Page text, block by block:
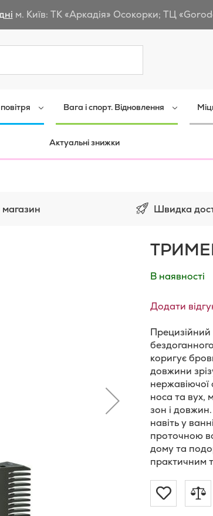
м. Київ: ТК «Аркадія» Осокорки; ТЦ
Пошук
Вага і спорт. Відновлення
Актуальні знижки
магазин Швидка
В наявності
Додати
коригує
довжини
нержавіючої
носа та вух,
зон і
навіть у
проточною
дому та
практичним
Додати